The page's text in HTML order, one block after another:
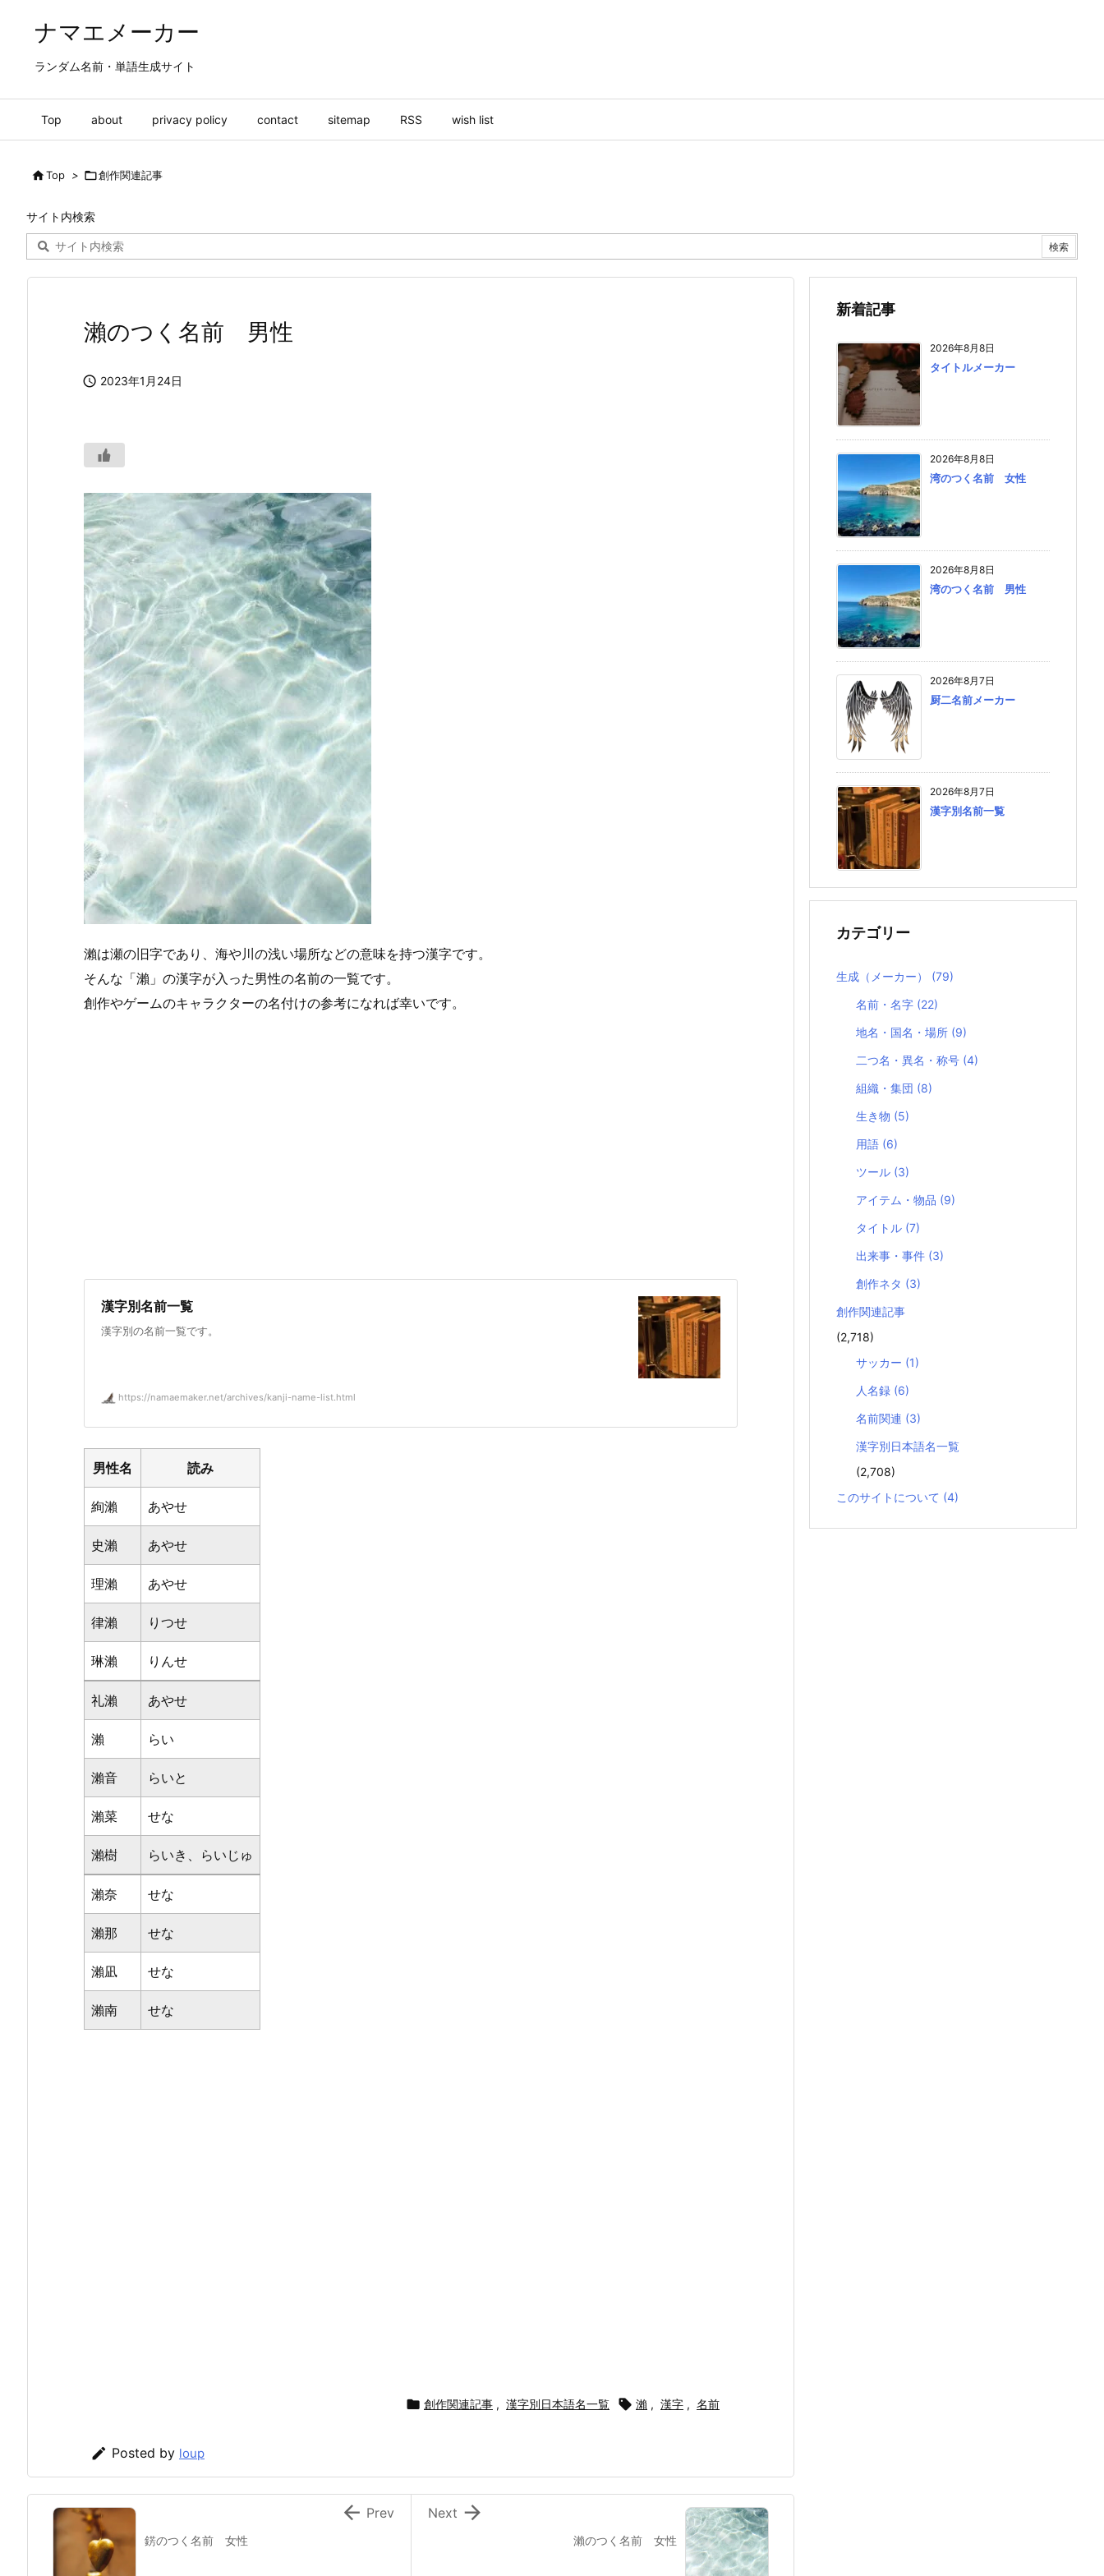
ナマエメーカー
ランダム名前・単語生成サイト
Top about privacy policy contact sitemap RSS wish list
Top > 創作関連記事
サイト内検索
瀨のつく名前 男性
 2023年1月24日
瀨は瀬の旧字であり、海や川の浅い場所などの意味を持つ漢字です。
そんな「瀨」の漢字が入った男性の名前の一覧です。
創作やゲームのキャラクターの名付けの参考になれば幸いです。
漢字別名前一覧
漢字別の名前一覧です。
https://namaemaker.net/archives/kanji-name-list.html
男性名 読み
絢瀨 あやせ
史瀨 あやせ
理瀨 あやせ
律瀨 りつせ
琳瀨 りんせ
礼瀨 あやせ
瀨 らい
瀨音 らいと
瀨菜 せな
瀨樹 らいき、らいじゅ
瀨奈 せな
瀨那 せな
瀨凪 せな
瀨南 せな
 創作関連記事 , 漢字別日本語名一覧  瀨 , 漢字 , 名前
 Posted by loup
瀨のつく名前 女性

Next
錺のつく名前 女性
 Prev
新着記事
2026年8月8日
タイトルメーカー
2026年8月8日
湾のつく名前 女性
2026年8月8日
湾のつく名前 男性
2026年8月7日
厨二名前メーカー
2026年8月7日
漢字別名前一覧
カテゴリー
生成（メーカー） (79)
名前・名字 (22)
地名・国名・場所 (9)
二つ名・異名・称号 (4)
組織・集団 (8)
生き物 (5)
用語 (6)
ツール (3)
アイテム・物品 (9)
タイトル (7)
出来事・事件 (3)
創作ネタ (3)
創作関連記事
(2,718)
サッカー (1)
人名録 (6)
名前関連 (3)
漢字別日本語名一覧
(2,708)
このサイトについて (4)